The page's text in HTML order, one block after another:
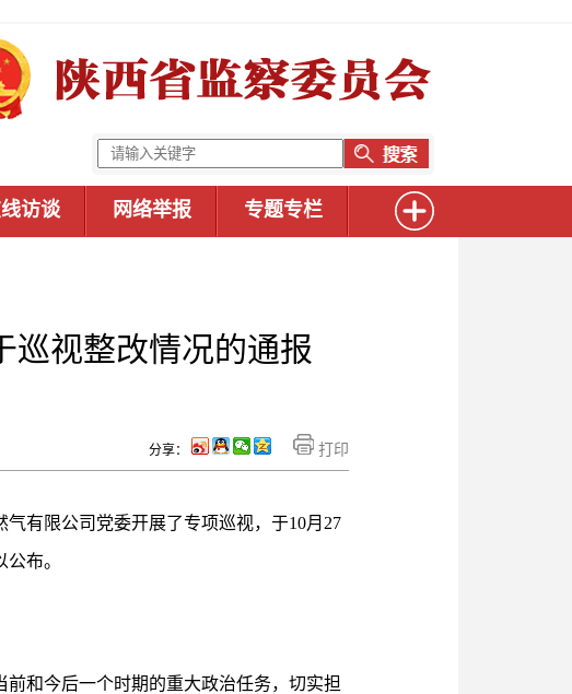
访谈 网络举报 专题专栏
巡视整改情况的通报
打印
分享：
有限公司党委开展了专项巡视，于10月27
布。
和今后一个时期的重大政治任务，切实担